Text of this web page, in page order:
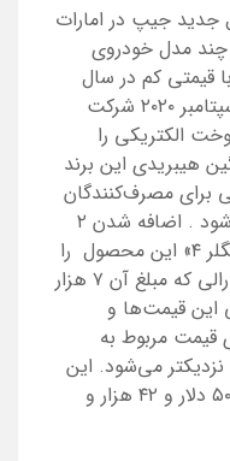
در رونمایی از ۵ مدل جدید جیپ در امارات
چند مدل خودروی
قیمتی کم در سال
جاری میلادی عرضه کرده‌اند.ماه سپتامبر ۲۰۲۰ شرکت
الکتریکی را
هیبریدی این برند
برای مصرف‌کنندگان
.
اضافه شدن ۲
موتور الکتریکی به جیپ مدل «رانگلر ۴» این محصول را
واجد شرایط معافیت از مالیات فدرالی که مبلغ آن ۷ هزار
این قیمت‌ها و
قیمت مربوط به
می‌شود. این
قیمت‌ها به ترتیب از ۳۹ هزار و ۵۰۵ دلار و ۴۲ هزار و